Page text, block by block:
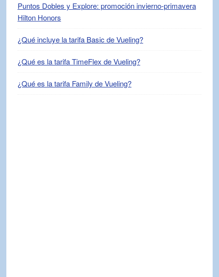
Puntos Dobles y Explore: promoción invierno-primavera
Hilton Honors
¿Qué incluye la tarifa Basic de Vueling?
¿Qué es la tarifa TimeFlex de Vueling?
¿Qué es la tarifa Family de Vueling?